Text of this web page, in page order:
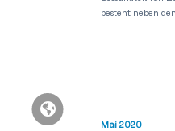
besteht neben
Mai 2020
